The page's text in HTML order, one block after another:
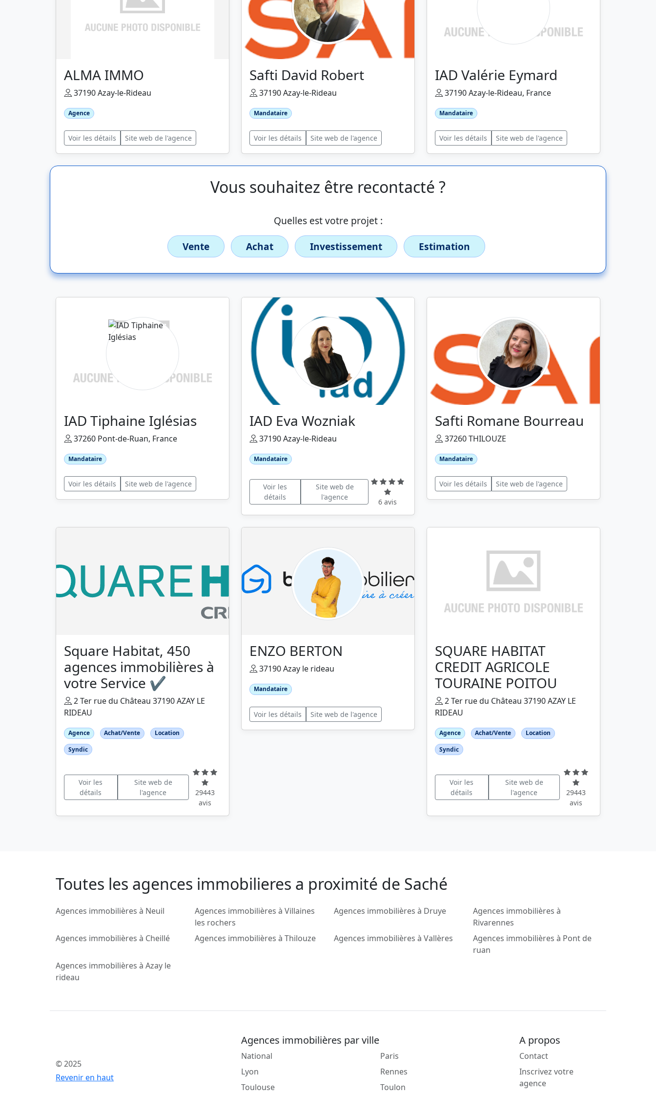
ALMA IMMO
37190 Azay-le-Rideau
Agence
Voir les détails Site web de l'agence
Safti David Robert
37190 Azay-le-Rideau
Mandataire
Voir les détails Site web de l'agence
IAD Valérie Eymard
37190 Azay-le-Rideau, France
Mandataire
Voir les détails Site web de l'agence
Vous souhaitez être recontacté ?
Quelles est votre projet :
Vente
Achat Investissement Estimation
IAD Tiphaine Iglésias
37260 Pont-de-Ruan, France
Mandataire
Voir les détails Site web de l'agence
IAD Eva Wozniak
37190 Azay-le-Rideau
Mandataire
Voir les
détails
Site web de
l'agence
6 avis
Safti Romane Bourreau
37260 THILOUZE
Mandataire
Voir les détails Site web de l'agence
Square Habitat, 450
agences immobilières à
votre Service ✔️
2 Ter rue du Château 37190 AZAY LE
RIDEAU
Agence Achat/Vente
Location
Syndic
Voir les
détails
Site web de
l'agence
29443
avis
ENZO BERTON
37190 Azay le rideau
Mandataire
Voir les détails Site web de l'agence
SQUARE HABITAT
CREDIT AGRICOLE
TOURAINE POITOU
2 Ter rue du Château 37190 AZAY LE
RIDEAU
Agence Achat/Vente
Location
Syndic
Voir les
détails
Site web de
l'agence
29443
avis
Toutes les agences immobilieres a proximité de Saché
Agences immobilières à Neuil
Agences immobilières à Villaines
les rochers
Agences immobilières à Druye
Agences immobilières à
Rivarennes
Agences immobilières à Cheillé
Agences immobilières à Thilouze Agences immobilières à Vallères
Agences immobilières à Pont de
ruan
Agences immobilières à Azay le
rideau
© 2025
Revenir en haut
Agences immobilières par ville
National
Lyon
Toulouse
Paris
Rennes
Toulon
A propos
Contact
Inscrivez votre
agence